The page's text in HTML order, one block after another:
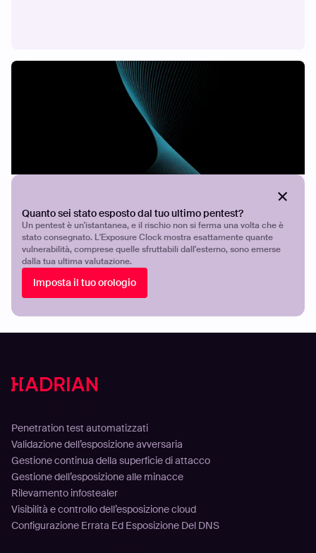
Quanto sei stato esposto dal tuo ultimo pentest?
Un pentest è un'istantanea, e il rischio non si ferma una volta che è
stato consegnato. L'Exposure Clock mostra esattamente quante
vulnerabilità, comprese quelle sfruttabili dall'esterno, sono emerse
dalla tua ultima valutazione.
Imposta il tuo orologio
Penetration test automatizzati
Validazione dell’esposizione avversaria
Gestione continua della superficie di attacco
Gestione dell’esposizione alle minacce
Rilevamento infostealer
Visibilità e controllo dell’esposizione cloud
Configurazione Errata Ed Esposizione Del DNS